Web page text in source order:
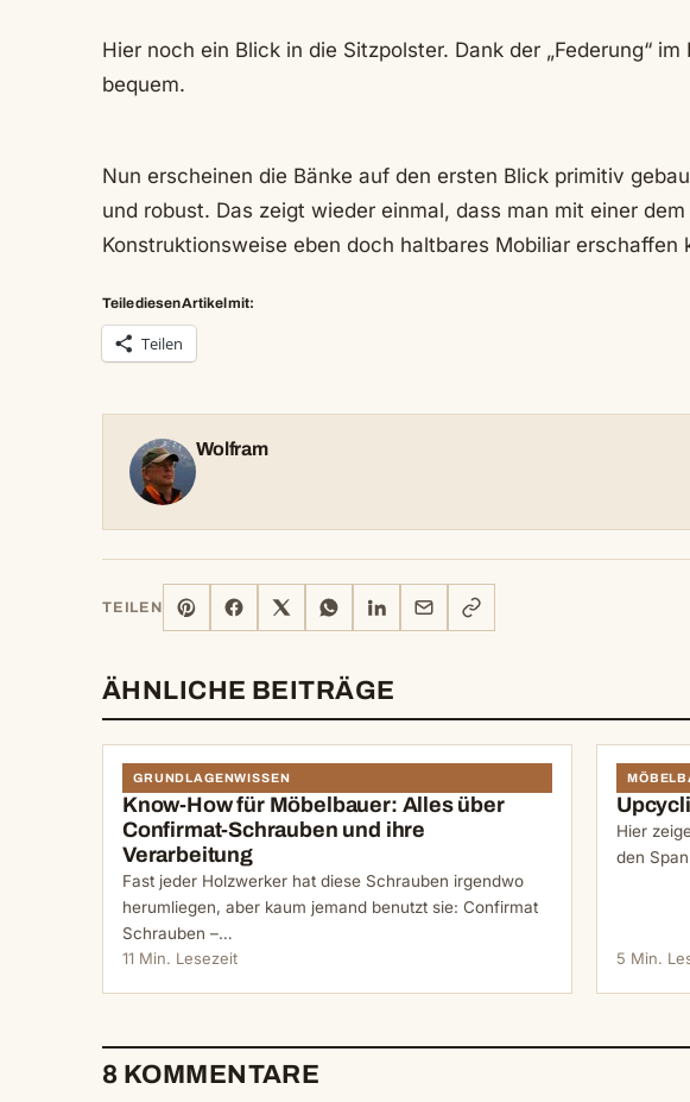
Hier noch ein Blick in die Sitzpolster. Dank der „Federung“
bequem.
Nun erscheinen die Bänke auf den ersten Blick primitiv
und robust. Das zeigt wieder einmal, dass man mit einer
Konstruktionsweise eben doch haltbares Mobiliar erschaffen
Teile diesen Artikel mit:
Teilen
Wolfram
TEILEN
PINTERESTFACEBOOK WHATSAPPLINKEDIN
MAIL
LINK
KOPIEREN
ÄHNLICHE BEITRÄGE
GRUNDLAGENWISSEN
Know-How für Möbelbauer: Alles über
Confirmat-Schrauben und ihre
Verarbeitung
Fast jeder Holzwerker hat diese Schrauben irgendwo
herumliegen, aber kaum jemand benutzt sie: Confirmat
Schrauben –…
11 Min. Lesezeit
Hier
den
5 Min.
8 KOMMENTARE